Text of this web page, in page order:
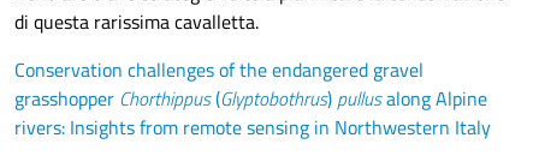
di questa rarissima cavalletta.
Conservation challenges of the endangered gravel
grasshopper Chorthippus(Glyptobothrus) pullusalong Alpine
rivers: Insights from remote sensing in Northwestern Italy